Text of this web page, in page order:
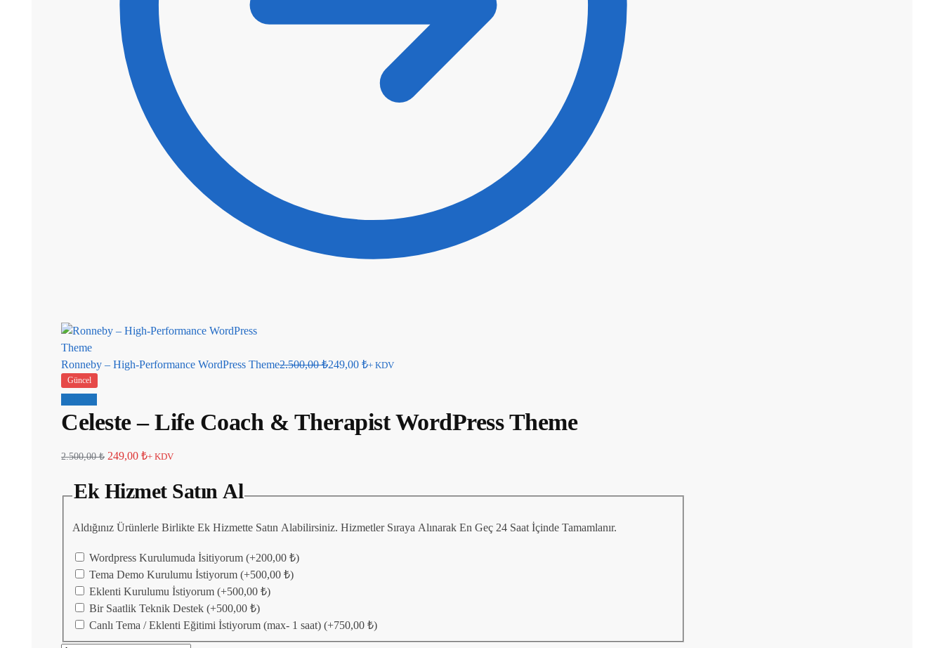
Ronneby – High-Performance WordPress Theme2.500,00₺249,00 ₺+ KDV
Güncel
Celeste – Life Coach & Therapist WordPress Theme
2.500,00₺ 249,00 ₺+ KDV
Ek Hizmet Satın Al
Aldığınız Ürünlerle Birlikte Ek Hizmette Satın Alabilirsiniz. Hizmetler Sıraya Alınarak En Geç 24 Saat İçinde Tamamlanır.
Wordpress Kurulumuda İsitiyorum (+200,00 ₺)
Tema Demo Kurulumu İstiyorum (+500,00 ₺)
Eklenti Kurulumu İstiyorum (+500,00 ₺)
Bir Saatlik Teknik Destek (+500,00 ₺)
Canlı Tema / Eklenti Eğitimi İstiyorum (max- 1 saat) (+750,00 ₺)